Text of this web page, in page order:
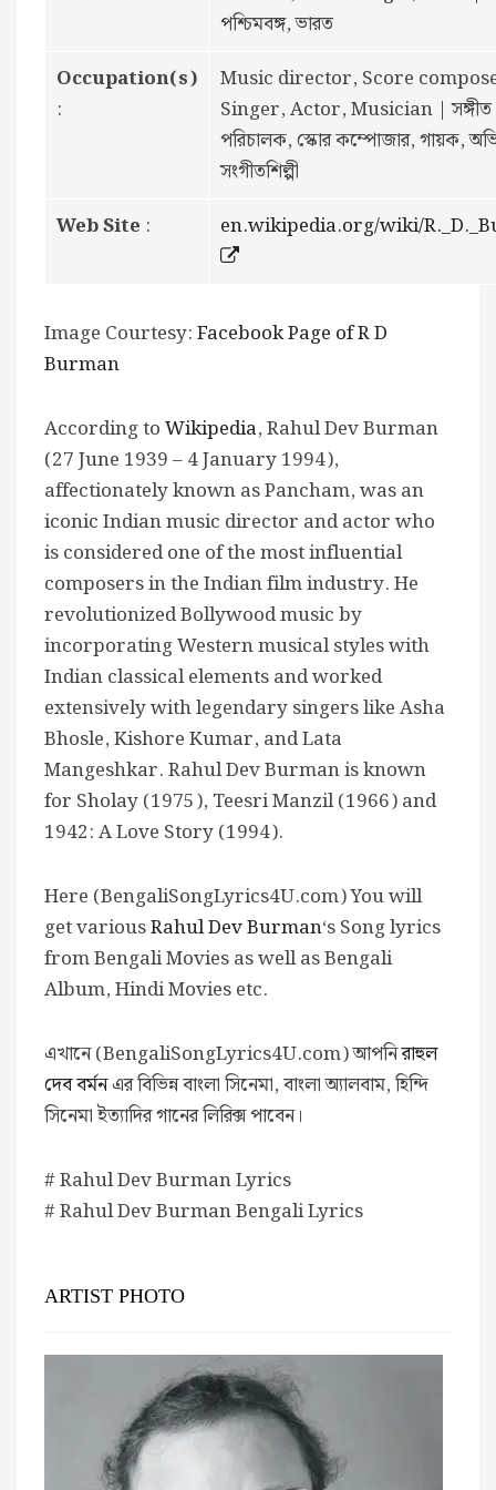
পশ্চিমবঙ্গ, ভারত
Occupation(s)
:
Music director, Score
Singer, Actor, Musician | সঙ্গীত
পরিচালক, স্কোর কম্পোজার, গায়ক,
সংগীতশিল্পী
Web Site : en.wikipedia.org/wiki/
Image Courtesy:Facebook Page of R D
Burman
According toWikipedia, Rahul Dev Burman
(27 June 1939 – 4 January 1994),
affectionately known as Pancham, was an
iconic Indian music director and actor who
is considered one of the most influential
composers in the Indian film industry. He
revolutionized Bollywood music by
incorporating Western musical styles with
Indian classical elements and worked
extensively with legendary singers like Asha
Bhosle, Kishore Kumar, and Lata
Mangeshkar. Rahul Dev Burman is known
for Sholay (1975), Teesri Manzil (1966) and
1942: A Love Story (1994).
Here (BengaliSongLyrics4U.com) You will
get variousRahul Dev Burman‘s Song lyrics
from Bengali Movies as well as Bengali
Album, Hindi Movies etc.
এখানে (BengaliSongLyrics4U.com) আপনিরাহুল
দেব বর্মনএর বিভিন্ন বাংলা সিনেমা, বাংলা অ্যালবাম, হিন্দি
সিনেমা ইত্যাদির গানের লিরিক্স পাবেন।
# Rahul Dev Burman Lyrics
# Rahul Dev Burman Bengali Lyrics
ARTIST PHOTO